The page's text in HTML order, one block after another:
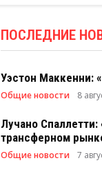
ПОСЛЕДНИЕ
Уэстон Маккенни:
Общие новости 8
Лучано Спаллетти:
трансферном
Общие новости 7